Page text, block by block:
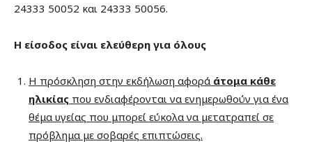
24333 50052 και 24333 50056.
Η είσοδος είναι ελεύθερη για όλους
Η πρόσκληση στην εκδήλωση αφορά άτομα κάθε
ηλικίας που ενδιαφέρονται να ενημερωθούν για ένα
θέμα υγείας που μπορεί εύκολα να μετατραπεί σε
πρόβλημα με σοβαρές επιπτώσεις.